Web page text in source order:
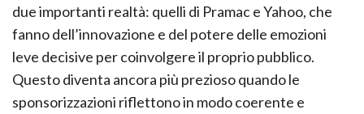
due importanti realtà: quelli di Pramac e Yahoo, che
fanno dell’innovazione e del potere delle emozioni
leve decisive per coinvolgere il proprio pubblico.
Questo diventa ancora più prezioso quando le
sponsorizzazioni riflettono in modo coerente e